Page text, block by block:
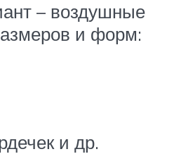
– воздушные
и форм:
и др.